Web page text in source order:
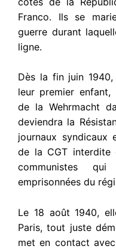
Franco. Ils se
guerre durant
ligne.
Dès la fin juin
leur premier enfant,
de la Wehrmacht
deviendra la
journaux syndicaux
de la CGT interdite
communistes
emprisonnées du
Le 18 août 1940,
Paris, tout juste
met en contact